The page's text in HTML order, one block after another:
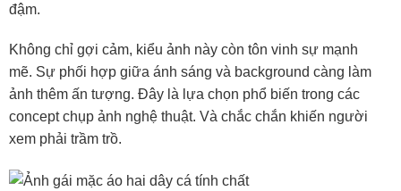
đậm.
Không chỉ gợi cảm, kiểu ảnh này còn tôn vinh sự mạnh
mẽ. Sự phối hợp giữa ánh sáng và background càng làm
ảnh thêm ấn tượng. Đây là lựa chọn phổ biến trong các
concept chụp ảnh nghệ thuật. Và chắc chắn khiến người
xem phải trầm trồ.